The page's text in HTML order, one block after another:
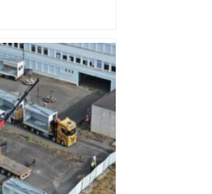
:
sociale de
meilleure